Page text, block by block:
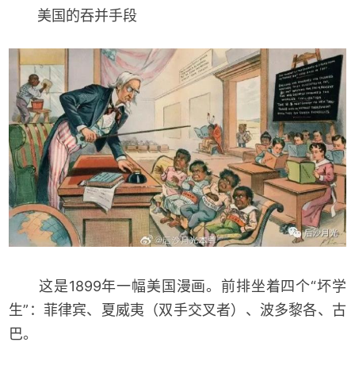
美国的吞并手段
这是1899年一幅美国漫画。前排坐着四个“坏学
生”：菲律宾、夏威夷（双手交叉者）、波多黎各、古
巴。